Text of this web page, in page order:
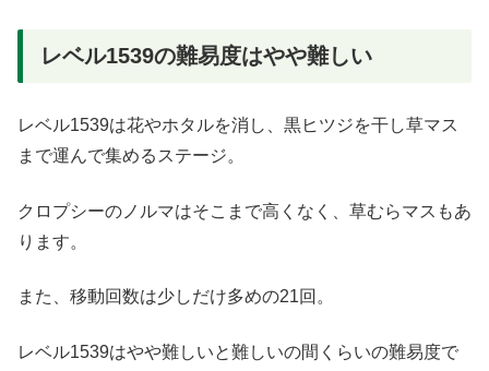
レベル1539の難易度はやや難しい
レベル1539は花やホタルを消し、黒ヒツジを干し草マス
まで運んで集めるステージ。
クロプシーのノルマはそこまで高くなく、草むらマスもあ
ります。
また、移動回数は少しだけ多めの21回。
レベル1539はやや難しいと難しいの間くらいの難易度で